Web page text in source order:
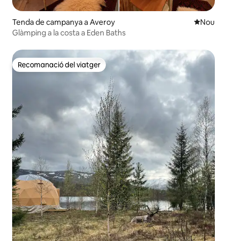
Tenda de campanya a Averoy
Nou
Glàmping a la costa a Eden Baths
Recomanació del viatger
Recomanació del viatger